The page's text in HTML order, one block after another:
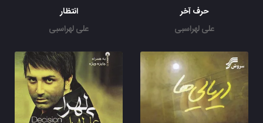
حرف آخر
علی لهراسبی
انتظار
علی لهراسبی